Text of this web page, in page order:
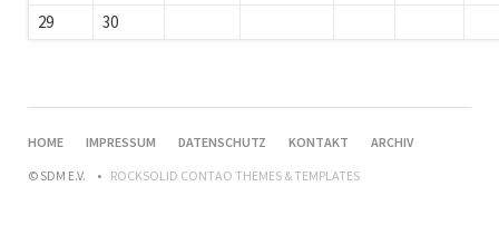
29
30
HOME IMPRESSUM DATENSCHUTZ KONTAKT
ARCHIV
© SDM E.V.
ROCKSOLID CONTAO THEMES & TEMPLATES